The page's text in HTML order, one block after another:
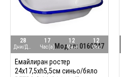
28
Дни/Ден
17
Час(а)
12
Мин
11
Сек
Модел: 0160247
Емайлиран ростер
24x17,5xh5,5см синьо/бяло